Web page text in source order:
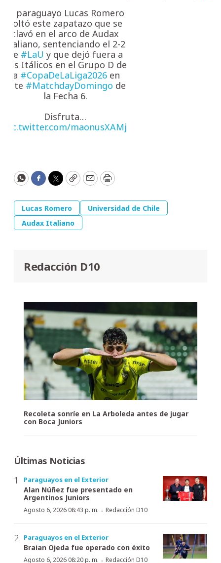
El paraguayo Lucas Romero
soltó este zapatazo que se
clavó en el arco de Audax
Italiano, sentenciando el 2-2
de #LaU y que dejó fuera a
Los Itálicos en el Grupo D de
la #CopaDeLaLiga2026 en
este #MatchdayDomingo de
la Fecha 6.
Disfruta…
pic.twitter.com/maonusXAMj
WhatsApp
Facebook
Twitter
CopyEmailPrint
Lucas Romero
Universidad de Chile
Audax Italiano
Redacción D10
Recoleta sonríe en La Arboleda antes de jugar
con Boca Juniors
Últimas Noticias
Paraguayos en el Exterior
Alan Núñez fue presentado en
Argentinos Juniors
Agosto 6, 2026 08:43 p. m. · Redacción D10
Paraguayos en el Exterior
Braian Ojeda fue operado con éxito
Agosto 6, 2026 08:20 p. m. · Redacción D10